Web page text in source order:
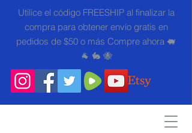
Utilice el código FREESHIP al finalizar la
compra para obtener envío gratis en
pedidos de $50 o más Compre ahora 🐖
🐐 🐇 🐝